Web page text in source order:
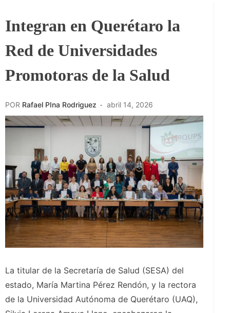
Integran en Querétaro la
Red de Universidades
Promotoras de la Salud
POR Rafael PIna Rodriguez abril 14, 2026
La titular de la Secretaría de Salud (SESA) del
estado, María Martina Pérez Rendón, y la rectora
de la Universidad Autónoma de Querétaro (UAQ),